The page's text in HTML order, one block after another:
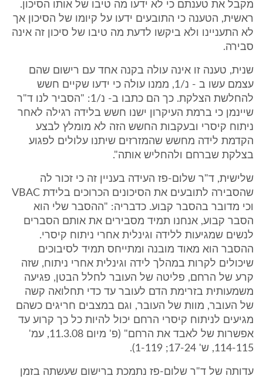
מקבל את טענתם כי לא ידעו מה טיבו של אותו הסיכון.
ראשית, הטענה כי התובעים ידעו על קיומו של הסיכון אך
לא התעניינו ולא ביקשו לדעת מה טיבו של סיכון זה אינה
סבירה.
שנית, טענה זו אינה עולה בקנה אחד עם רישום שהם
עצמם עשו ב - נ/1, ממנו עולה כי ידעו שקיים חשש
להחלשת הצלקת. כך הם כתבו ב- נ/1: "הסביר לנו ד"ר
שיינמן כי ברמת העיקרון ישנו חשש בלידה רגילה לאחר
ניתוח קיסרי ובעקבות החשש הזה לא מומלץ לבצע
הקדמת לידה מחשש שהמזרזים שיתנו עלולים לפגוע
בצלקת שברחם ולהחליש אותה".
שלישית, ד"ר שלום-פז העידה בעניין זה כי זכור לה
שהסבירה לתובעים את הסיכונים הכרוכים בלידת VBAC
וכי מדובר בהסבר קבוע. כדבריה: "ההסבר שלי הוא
הסבר קבוע, אנחנו תמיד מסבירים את אותם הסברים
לנשים שמגיעות ללידה וגינלית אחרי ניתוח קיסרי.
ההסבר הוא מאוד מובנה ומתייחס תמיד לסיבוכים
שיכולים לקרות במהלך לידה וגינלית אחרי ניתוח, שזה
קרע של הרחם, פליטה של העובר לחלל הבטן, פגיעה
משמעותית בזרימת הדם לעובר עד כדי תחלואה קשה
של העובר, מוות של העובר, וגם במצבים חריגים כשהם
מגיעים לניתוח קיסרי הרחם יכול להיות כל כך קרוע עד
אפשרות של לאבד את הרחם" (פ' מיום 11.3.08, עמ'
114-115, ש' 17-24; 1-119).
עדותה של ד"ר שלום-פז נתמכת ברישום שעשתה בזמן